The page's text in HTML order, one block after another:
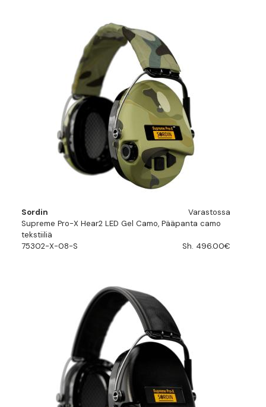
Sordin
Varastossa
Supreme Pro-X Hear2 LED Gel Camo, Pääpanta camo
tekstiiliä
75302-X-08-S
Sh. 496.00€